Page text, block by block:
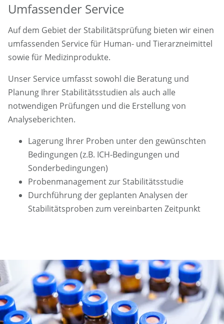
Umfassender Service
Auf dem Gebiet der Stabilitätsprüfung bieten wir einen
umfassenden Service für Human- und Tierarzneimittel
sowie für Medizinprodukte.
Unser Service umfasst sowohl die Beratung und
Planung Ihrer Stabilitätsstudien als auch alle
notwendigen Prüfungen und die Erstellung von
Analyseberichten.
Lagerung Ihrer Proben unter den gewünschten
Bedingungen (z.B. ICH-Bedingungen und
Sonderbedingungen)
Probenmanagement zur Stabilitätsstudie
Durchführung der geplanten Analysen der
Stabilitätsproben zum vereinbarten Zeitpunkt